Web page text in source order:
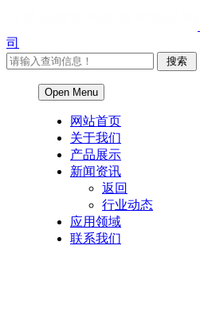
司
Open Menu
网站首页
关于我们
产品展示
新闻资讯
返回
行业动态
应用领域
联系我们